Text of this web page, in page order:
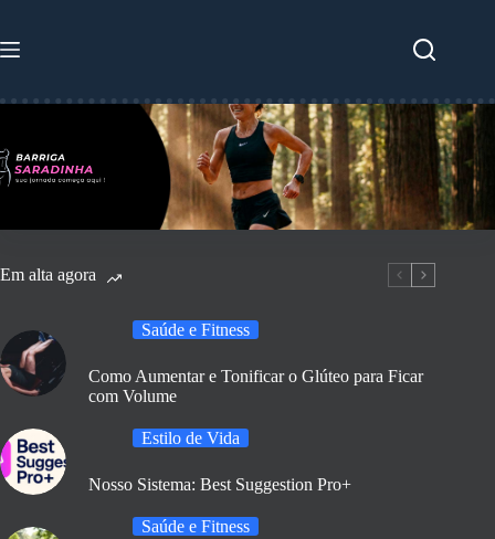
o
Em alta agora
Saúde e Fitness
Como Aumentar e Tonificar o Glúteo para Ficar
com Volume
Estilo de Vida
Nosso Sistema: Best Suggestion Pro+
Saúde e Fitness